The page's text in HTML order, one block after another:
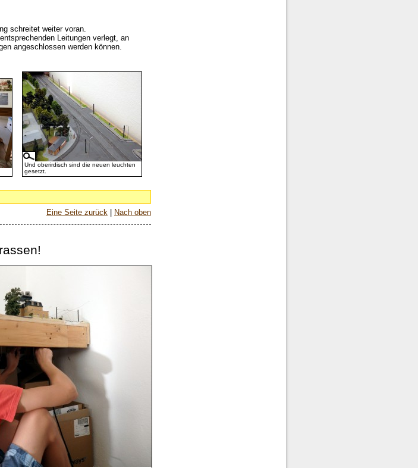
schreitet weiter voran.
Leitungen verlegt, an
angeschlossen werden können.
Und oberirdisch sind die neuen leuchten
gesetzt.
Eine Seite zurück Nach oben